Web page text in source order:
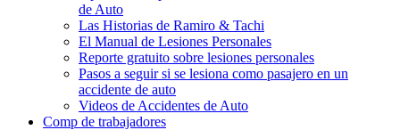
de Auto
Las Historias de Ramiro & Tachi
El Manual de Lesiones Personales
Reporte gratuito sobre lesiones personales
Pasos a seguir si se lesiona como pasajero en un
accidente de auto
Videos de Accidentes de Auto
Comp de trabajadores